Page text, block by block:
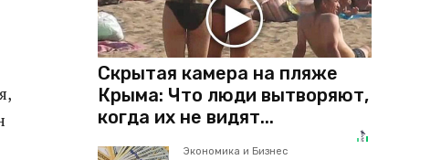
Скрытая камера на пляже
Крыма: Что люди вытворяют,
когда их не видят...
Экономика и Бизнес